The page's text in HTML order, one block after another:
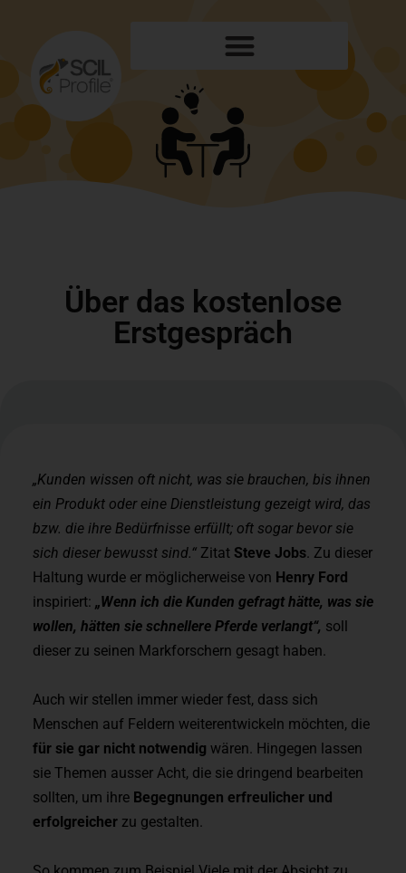
Über das kostenlose
Erstgespräch
„Kunden wissen oft nicht, was sie brauchen, bis ihnen
ein Produkt oder eine Dienstleistung gezeigt wird, das
bzw. die ihre Bedürfnisse erfüllt; oft sogar bevor sie
sich dieser bewusst sind.“ Zitat Steve Jobs. Zu dieser
Haltung wurde er möglicherweise von Henry Ford
inspiriert: „Wenn ich die Kunden gefragt hätte, was sie
wollen, hätten sie schnellere Pferde verlangt“, soll
dieser zu seinen Markforschern gesagt haben.
Auch wir stellen immer wieder fest, dass sich
Menschen auf Feldern weiterentwickeln möchten, die
für sie gar nicht notwendig wären. Hingegen lassen
sie Themen ausser Acht, die sie dringend bearbeiten
sollten, um ihre Begegnungen erfreulicher und
erfolgreicher zu gestalten.